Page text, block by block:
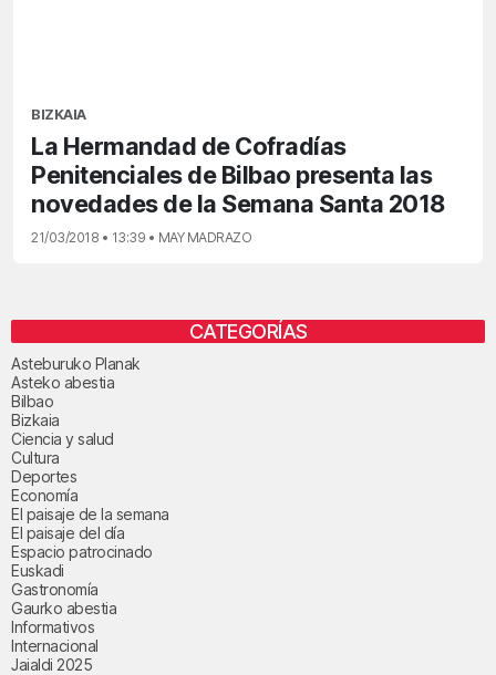
BIZKAIA
La Hermandad de Cofradías
Penitenciales de Bilbao presenta las
novedades de la Semana Santa 2018
21/03/2018 • 13:39 • MAY MADRAZO
CATEGORÍAS
Asteburuko Planak
Asteko abestia
Bilbao
Bizkaia
Ciencia y salud
Cultura
Deportes
Economía
El paisaje de la semana
El paisaje del día
Espacio patrocinado
Euskadi
Gastronomía
Gaurko abestia
Informativos
Internacional
Jaialdi 2025